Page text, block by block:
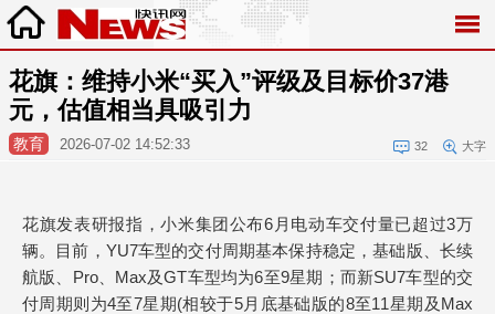
花旗：维持小米“买入”评级及目标价37港
元，估值相当具吸引力
教育 2026-07-02 14:52:33 32 大字
花旗发表研报指，小米集团公布6月电动车交付量已超过3万
辆。目前，YU7车型的交付周期基本保持稳定，基础版、长续
航版、Pro、Max及GT车型均为6至9星期；而新SU7车型的交
付周期则为4至7星期(相较于5月底基础版的8至11星期及Max